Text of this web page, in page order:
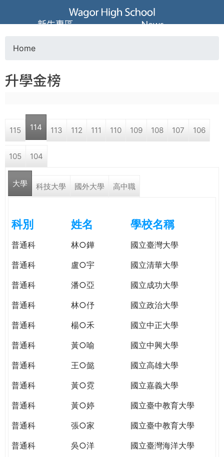
Jump to navigation
葳
格
高
學
格。
WAGOR
TODAY
THE
o
a
r
e
e
r
e
Home
升學金榜
115 114 113 112 111 110 109 108 107 106
105 104
大學 科技大學 國外大學 高中職
科別 姓名 學校名稱
普通科 林○鏵
國立臺灣大學
普通科
盧○宇
國立清華大學
普通科
潘○亞
國立成功大學
普通科
林○伃
國立政治大學
普通科
楊○禾
國立中正大學
普通科
黃○喻
國立中興大學
普通科
王○懿
國立高雄大學
普通科
黃○霓
國立嘉義大學
普通科
黃○婷
國立臺中教育大學
普通科
張○家
國立臺中教育大學
普通科
吳○洋
國立臺灣海洋大學
新生專區 News